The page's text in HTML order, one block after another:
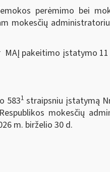
perėmimo bei
mokesčių
pakeitimo įstatymo
5831 straipsniu įstatymą
mokesčių
m. birželio 30 d.